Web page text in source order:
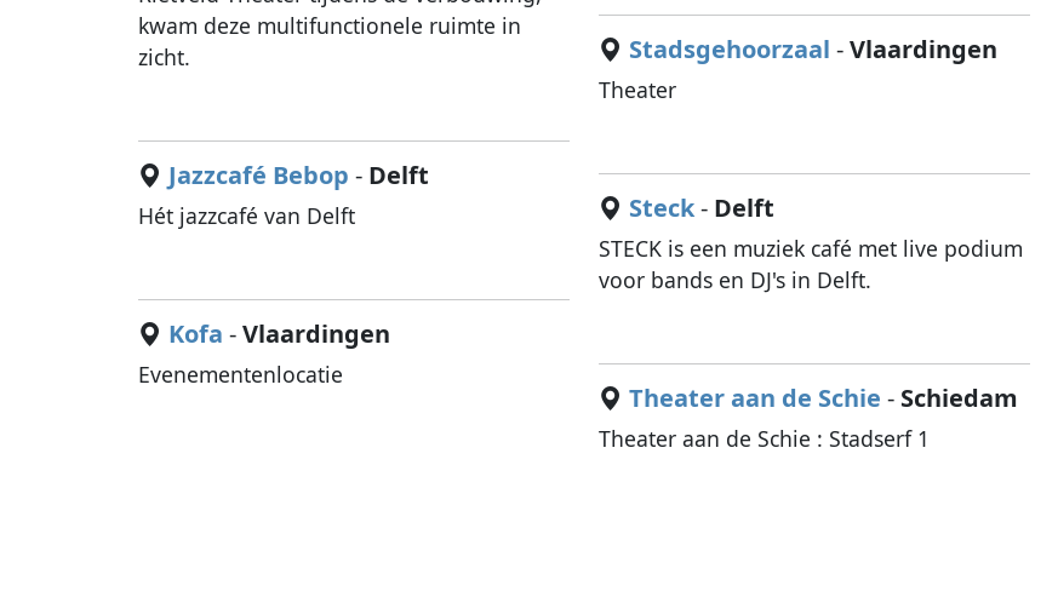
kwam deze multifunctionele ruimte in
zicht.
Jazzcafé Bebop - Delft
Hét jazzcafé van Delft
Kofa -Vlaardingen
Evenementenlocatie
Stadsgehoorzaal -Vlaardingen
Theater
Steck- Delft
STECK is een muziek café met live podium
voor bands en DJ's in Delft.
Theater aan de Schie - Schiedam
Theater aan de Schie : Stadserf 1